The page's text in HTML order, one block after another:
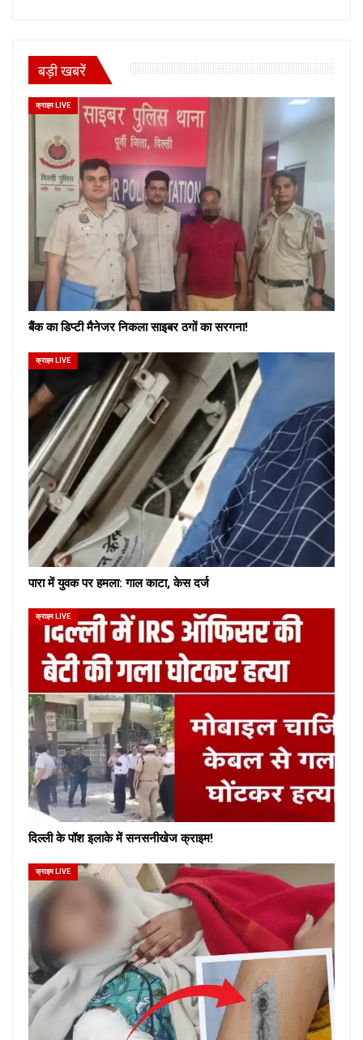
बड़ी खबरें
क्राइम LIVE
बैंक का डिप्टी मैनेजर निकला साइबर ठगों का सरगना!
क्राइम LIVE
पारा में युवक पर हमला: गाल काटा, केस दर्ज
क्राइम LIVE
दिल्ली के पॉश इलाके में सनसनीखेज क्राइम!
क्राइम LIVE